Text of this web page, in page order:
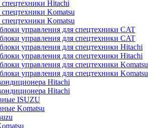
Hitachi
Komatsu
Komatsu
управления для спецтехники CAT
управления для спецтехники CAT
управления для спецтехники Hitachi
управления для спецтехники Hitachi
управления для спецтехники Komatsu
управления для спецтехники Komatsu
Hitachi
Hitachi
ISUZU
Komatsu